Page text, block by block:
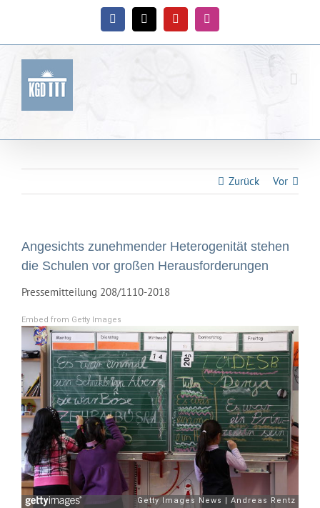
Facebook
X YouTubeInstagram
Zurück Vor
Angesichts zunehmender Heterogenität stehen
die Schulen vor großen Herausforderungen
Pressemitteilung 208/1110-2018
Embed from Getty Images